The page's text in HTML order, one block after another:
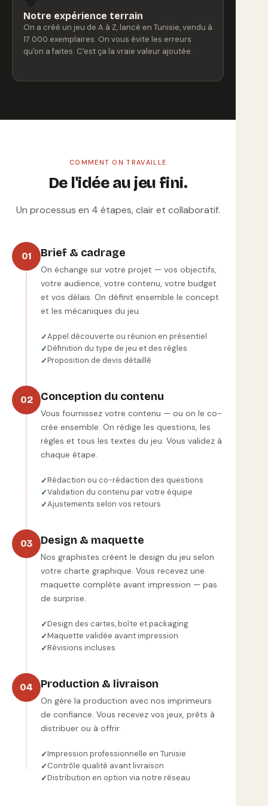
Notre expérience terrain
On a créé un jeu de A à Z, lancé en Tunisie, vendu à
17 000 exemplaires. On vous évite les erreurs
qu'on a faites. C'est ça la vraie valeur ajoutée.
COMMENT ON TRAVAILLE
De l'idée au jeu fini.
Un processus en 4 étapes, clair et collaboratif.
01 Brief & cadrage
On échange sur votre projet — vos objectifs,
votre audience, votre contenu, votre budget
et vos délais. On définit ensemble le concept
et les mécaniques du jeu.
Appel découverte ou réunion en présentiel
Définition du type de jeu et des règles
Proposition de devis détaillé
02 Conception du contenu
Vous fournissez votre contenu — ou on le co-
crée ensemble. On rédige les questions, les
règles et tous les textes du jeu. Vous validez à
chaque étape.
Rédaction ou co-rédaction des questions
Validation du contenu par votre équipe
Ajustements selon vos retours
03 Design & maquette
Nos graphistes créent le design du jeu selon
votre charte graphique. Vous recevez une
maquette complète avant impression — pas
de surprise.
Design des cartes, boîte et packaging
Maquette validée avant impression
Révisions incluses
04 Production & livraison
On gère la production avec nos imprimeurs
de confiance. Vous recevez vos jeux, prêts à
distribuer ou à offrir.
Impression professionnelle en Tunisie
Contrôle qualité avant livraison
Distribution en option via notre réseau